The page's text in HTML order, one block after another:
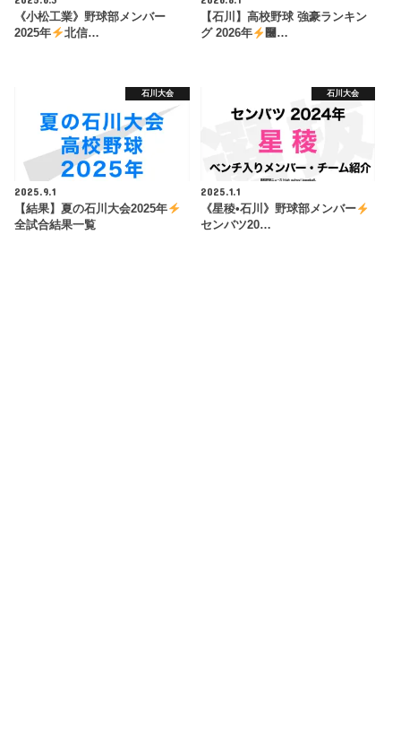
《小松工業》野球部メンバー
2025年
北信…
【石川】高校野球 強豪ランキン
グ 2026年
࿠…
石川大会
2025.9.1
【結果】夏の石川大会2025年
全試合結果一覧
石川大会
2025.1.1
《星稜•石川》野球部メンバー
センバツ20…